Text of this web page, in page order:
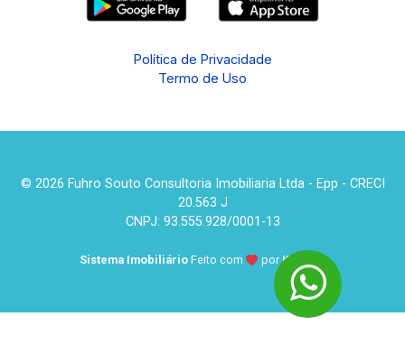
Política de Privacidade
Termo de Uso
© 2026 Fuhro Souto Consultoria Imobiliaria Ltda - Epp - CRECI
20.563 J
CNPJ: 93.555.928/0001-13
Sistema Imobiliário Feito com porKUROLE